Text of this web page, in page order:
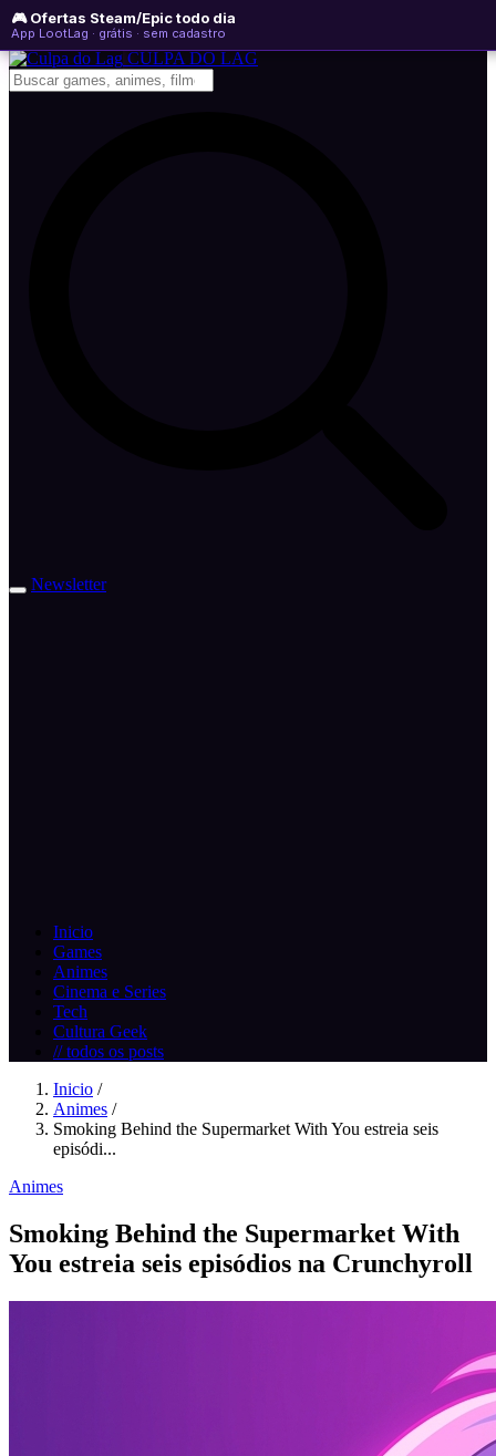
🎮 Ofertas Steam/Epic todo dia
App LootLag · grátis · sem cadastro
quinta-feira, 06 de agosto de 2026
Newsletter
CULPA DO LAG
Newsletter
Inicio
Games
Animes
Cinema e Series
Tech
Cultura Geek
// todos os posts
Inicio /
Animes /
Smoking Behind the Supermarket With You estreia seis
episódi...
Animes
Smoking Behind the Supermarket With
You estreia seis episódios na Crunchyroll